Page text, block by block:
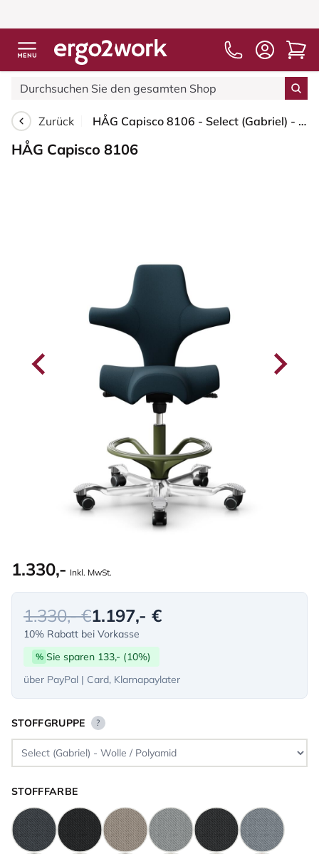
Zurück HÅG Capisco 8106 - Select (Gabriel) - Wolle / Polyamid - SC66194 - Blue - Moss Grey - 265 mm (Sitzhöhe 53-79cm) - Harte Rollen für weiche Böden
HÅG Capisco 8106
1.330,- Inkl. MwSt.
1.330,- €1.197,- €
10% Rabatt bei Vorkasse
% Sie sparen 133,- (10%)
über PayPal | Card, Klarnapaylater
STOFFGRUPPE ?
STOFFFARBE